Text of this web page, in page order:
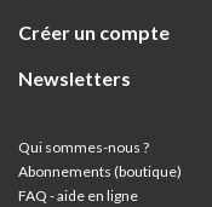
Créer un compte
Newsletters
Qui sommes-nous ?
Abonnements (boutique)
FAQ - aide en ligne